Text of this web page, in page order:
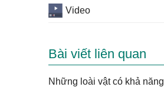
Video
Bài viết liên quan
Những loài vật có khả năng